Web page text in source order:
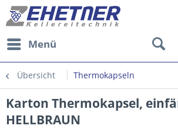
Menü
Übersicht Thermokapseln
Karton Thermokapsel,
HELLBRAUN